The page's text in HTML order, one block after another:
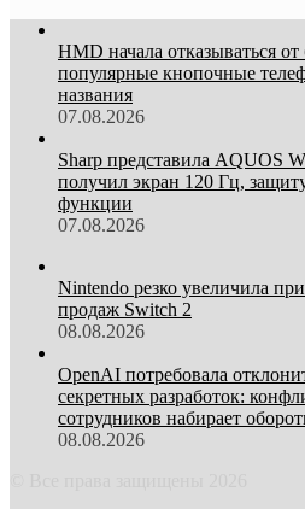
HMD начала отказываться
популярные кнопочные
названия
07.08.2026
Sharp представила AQUOS
получил экран 120 Гц,
функции
07.08.2026
Nintendo резко увеличила
продаж Switch 2
08.08.2026
OpenAI потребовала
секретных разработок:
сотрудников набирает
08.08.2026